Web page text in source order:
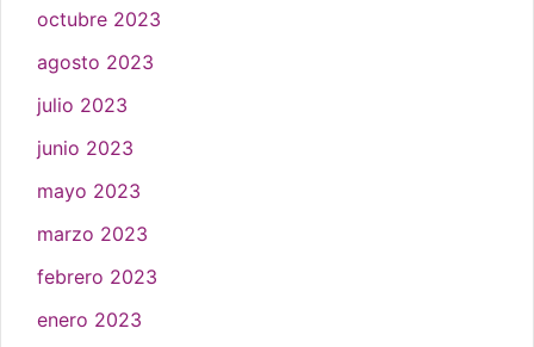
octubre 2023
agosto 2023
julio 2023
junio 2023
mayo 2023
marzo 2023
febrero 2023
enero 2023